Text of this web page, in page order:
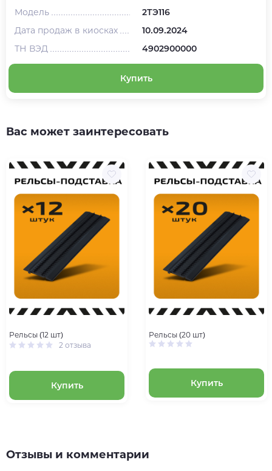
Модель
2ТЭ116
Дата продаж в киосках
10.09.2024
ТН ВЭД
4902900000
Купить
Вас может заинтересовать
Рельсы (12 шт)
2 отзыва
Купить
Рельсы (20 шт)
Купить
Отзывы и комментарии